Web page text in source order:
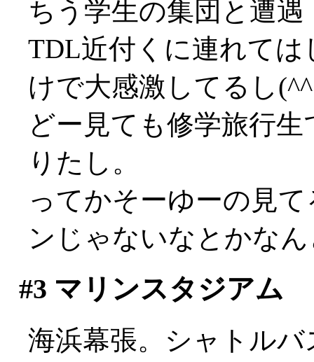
ちう学生の集団と遭遇
TDL近付くに連れて
けで大感激してるし
どー見ても修学旅行
りたし。
ってかそーゆーの見
ンじゃないなとかな
#3 マリンスタジアム
海浜幕張。シャトル